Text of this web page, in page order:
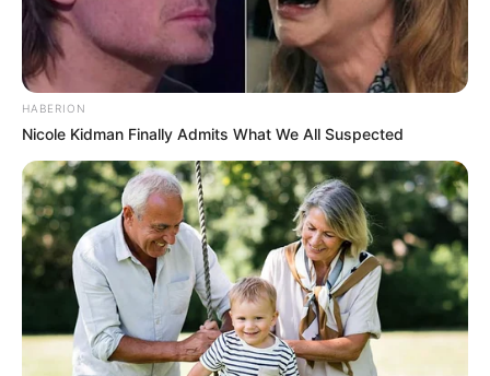
HABERION
Nicole Kidman Finally Admits What We All Suspected